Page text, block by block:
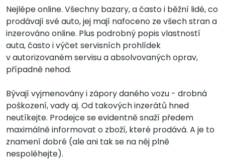
Nejlépe online. Všechny bazary, a často i běžní lidé, co
prodávají své auto, jej mají nafoceno ze všech stran a
inzerováno online. Plus podrobný popis vlastností
auta, často i výčet servisních prohlídek
v autorizovaném servisu a absolvovaných oprav,
případně nehod.
Bývají vyjmenovány i zápory daného vozu - drobná
poškození, vady aj. Od takových inzerátů hned
neutíkejte. Prodejce se evidentně snaží předem
maximálně informovat o zboží, které prodává. A je to
znamení dobré (ale ani tak se na něj plně
nespoléhejte).